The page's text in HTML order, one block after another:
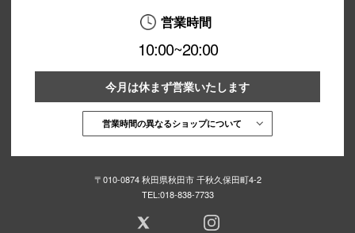
営業時間
10:00~20:00
今月は休まず営業いたします
営業時間の異なるショップについて
〒010-0874 秋田県秋田市 千秋久保田町4-2
TEL:018-838-7733